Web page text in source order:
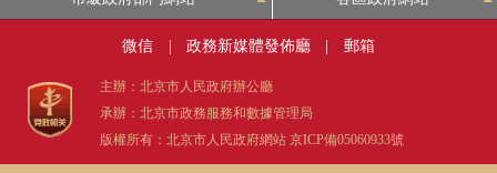
微信 政務新媒體發佈廳 郵箱
主辦：北京市人民政府辦公廳
承辦：北京市政務服務和數據管理局
版權所有：北京市人民政府網站 京ICP備05060933號